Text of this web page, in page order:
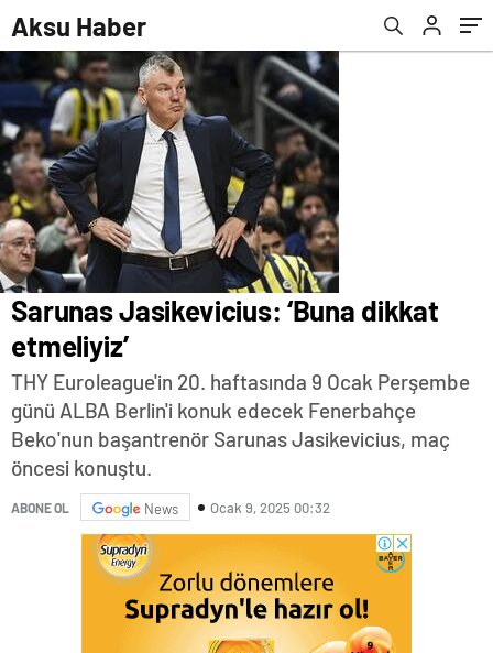
Aksu Haber
Sarunas Jasikevicius: ‘Buna dikkat
etmeliyiz’
THY Euroleague'in 20. haftasında 9 Ocak Perşembe
günü ALBA Berlin'i konuk edecek Fenerbahçe
Beko'nun başantrenör Sarunas Jasikevicius, maç
öncesi konuştu.
ABONE OL News Ocak 9, 2025 00:32